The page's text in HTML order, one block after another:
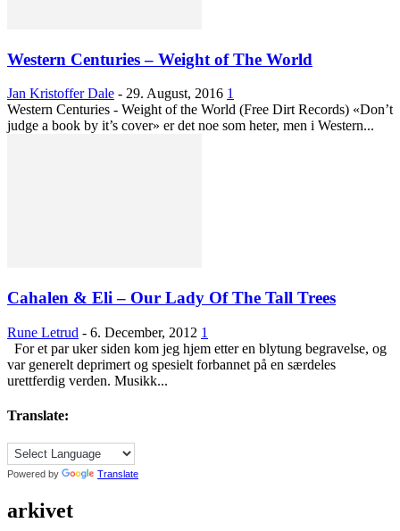
Western Centuries – Weight of The World
Jan Kristoffer Dale - 29. August, 2016 1
Western Centuries - Weight of the World (Free Dirt Records) «Don’t
judge a book by it’s cover» er det noe som heter, men i Western...
Cahalen & Eli – Our Lady Of The Tall Trees
Rune Letrud - 6. December, 2012 1
For et par uker siden kom jeg hjem etter en blytung begravelse, og
var generelt deprimert og spesielt forbannet på en særdeles
urettferdig verden. Musikk...
Translate:
Powered by Translate
arkivet